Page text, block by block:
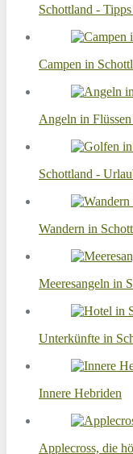
Schottland -
Campen in
Angeln in
Schottland -
Wandern in
Meeresangeln in
Unterkünfte in
Innere Hebriden
Applecross, die